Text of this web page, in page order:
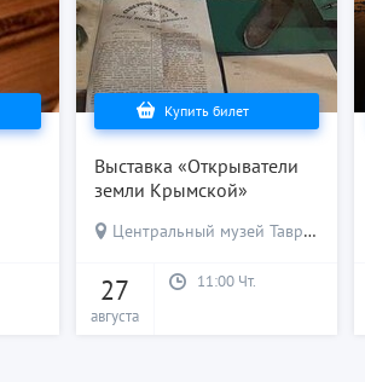
Выставка «Открыватели
земли Крымской»
Центральный музей Тавриды
27
августа
11:00 Чт.
Купить билет